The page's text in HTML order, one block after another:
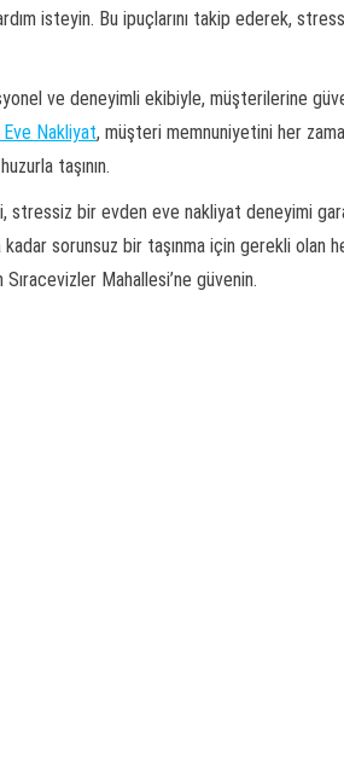
isteyin. Bu ipuçlarını takip ederek,
ve deneyimli ekibiyle, müşterilerine
Nakliyat, müşteri memnuniyetini her
taşının.
stressiz bir evden eve nakliyat deneyimi
sorunsuz bir taşınma için gerekli olan
Sıracevizler Mahallesi’ne güvenin.